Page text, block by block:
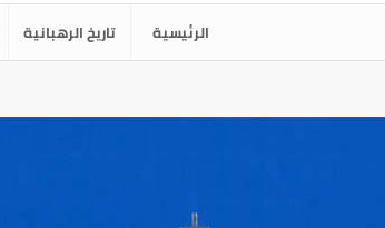
الرئيسية تاريخ الرهبانية